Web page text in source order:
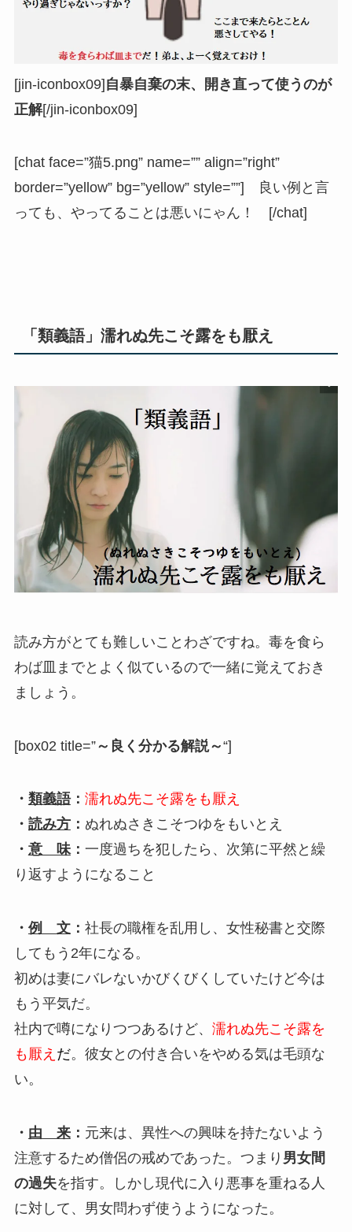
[jin-iconbox09]自暴自棄の末、開き直って使うのが
正解[/jin-iconbox09]
[chat face=”猫5.png” name=”” align=”right”
border=”yellow” bg=”yellow” style=””] 良い例と言
っても、やってることは悪いにゃん！ [/chat]
「類義語」濡れぬ先こそ露をも厭え
読み方がとても難しいことわざですね。毒を食ら
わば皿までとよく似ているので一緒に覚えておき
ましょう。
[box02 title=”～良く分かる解説～“]
・ 類義語： 濡れぬ先こそ露をも厭え
・ 読み方： ぬれぬさきこそつゆをもいとえ
・ 意 味： 一度過ちを犯したら、次第に平然と繰
り返すようになること
・ 例 文： 社長の職権を乱用し、女性秘書と交際
してもう2年になる。
初めは妻にバレないかびくびくしていたけど今は
もう平気だ。
社内で噂になりつつあるけど、 濡れぬ先こそ露を
も厭え だ。彼女との付き合いをやめる気は毛頭な
い。
・ 由 来： 元来は、異性への興味を持たないよう
注意するため僧侶の戒めであった。つまり 男女間
の過失を指す。しかし現代に入り悪事を重ねる人
に対して、男女問わず使うようになった。